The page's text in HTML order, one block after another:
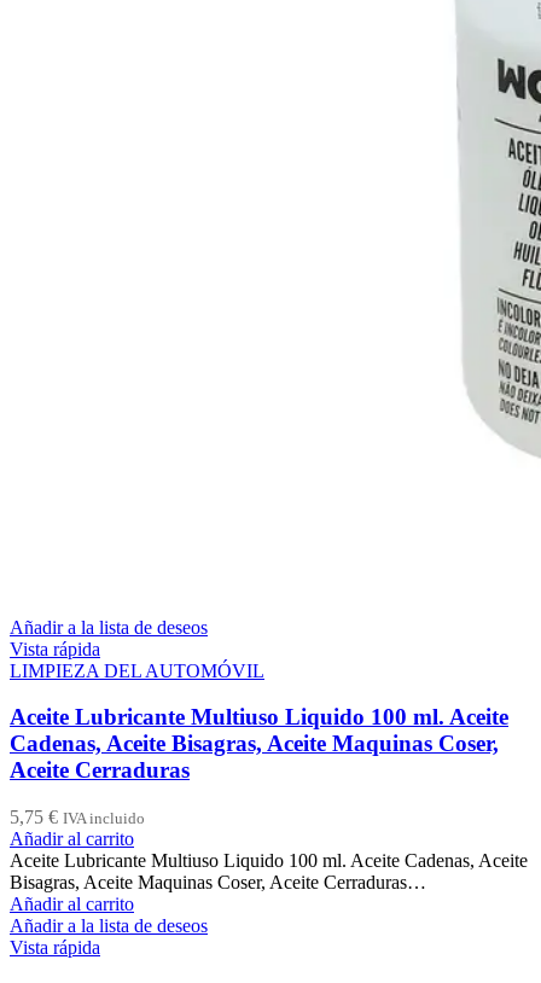
Añadir a la lista de deseos
Vista rápida
LIMPIEZA DEL AUTOMÓVIL
Aceite Lubricante Multiuso Liquido 100 ml. Aceite
Cadenas, Aceite Bisagras, Aceite Maquinas Coser,
Aceite Cerraduras
5,75 € IVA incluido
Añadir al carrito
Aceite Lubricante Multiuso Liquido 100 ml. Aceite Cadenas, Aceite
Bisagras, Aceite Maquinas Coser, Aceite Cerraduras…
Añadir al carrito
Añadir a la lista de deseos
Vista rápida